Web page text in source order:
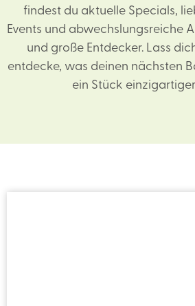
findest du aktuelle Specials,
Events und abwechslungsreiche
und große Entdecker. Lass
entdecke, was deinen nächsten
ein Stück